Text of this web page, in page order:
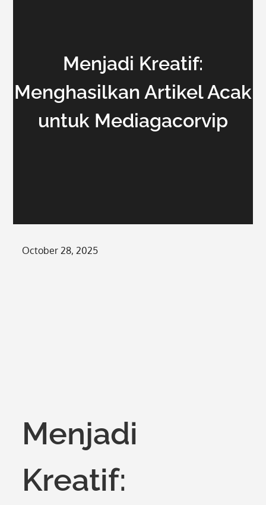
Menjadi Kreatif:
Menghasilkan Artikel Acak
untuk Mediagacorvip
Posted
October 28, 2025
Menjadi
Kreatif: